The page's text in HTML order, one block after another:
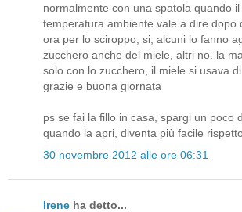
normalmente con una spatola quando
temperatura ambiente vale a dire dopo
ora per lo sciroppo, si, alcuni lo fanno
zucchero anche del miele, altri no. la
solo con lo zucchero, il miele si usava
grazie e buona giornata
ps se fai la fillo in casa, spargi un poco
quando la apri, diventa più facile
30 novembre 2012 alle ore 06:31
Irene ha detto...